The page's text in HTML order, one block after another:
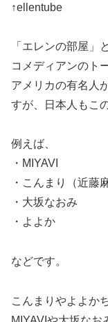
↑ellentube
「エレンの部屋」
コメディアンのト
アメリカの有名人
すが、日本人もこ
例えば、
・MIYAVI
・こんまり（近藤
・大坂なおみ
・よよか
などです。
こんまりやよよか